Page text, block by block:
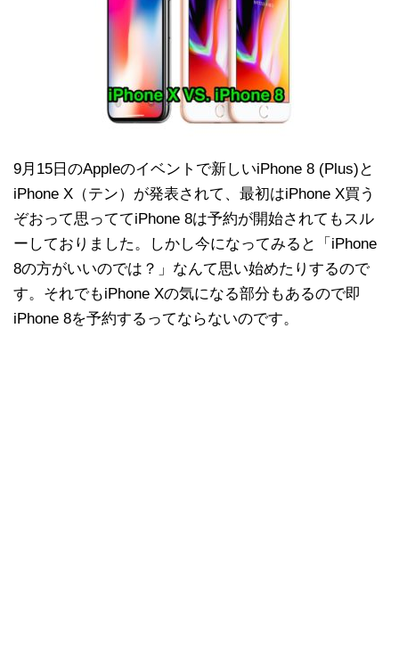
9月15日のAppleのイベントで新しいiPhone 8 (Plus)と
iPhone X（テン）が発表されて、最初はiPhone X買う
ぞおって思っててiPhone 8は予約が開始されてもスル
ーしておりました。しかし今になってみると「iPhone
8の方がいいのでは？」なんて思い始めたりするので
す。それでもiPhone Xの気になる部分もあるので即
iPhone 8を予約するってならないのです。